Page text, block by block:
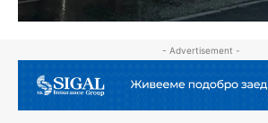
- Advertisement -